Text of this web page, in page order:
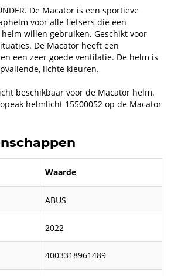
De Macator is een sportieve
voor alle fietsers die een
willen gebruiken. Geschikt voor
De Macator heeft een
een zeer goede ventilatie. De helm is
lichte kleuren.
beschikbaar voor de Macator helm.
helmlicht 15500052 op de Macator
Waarde
ABUS
2022
4003318961489